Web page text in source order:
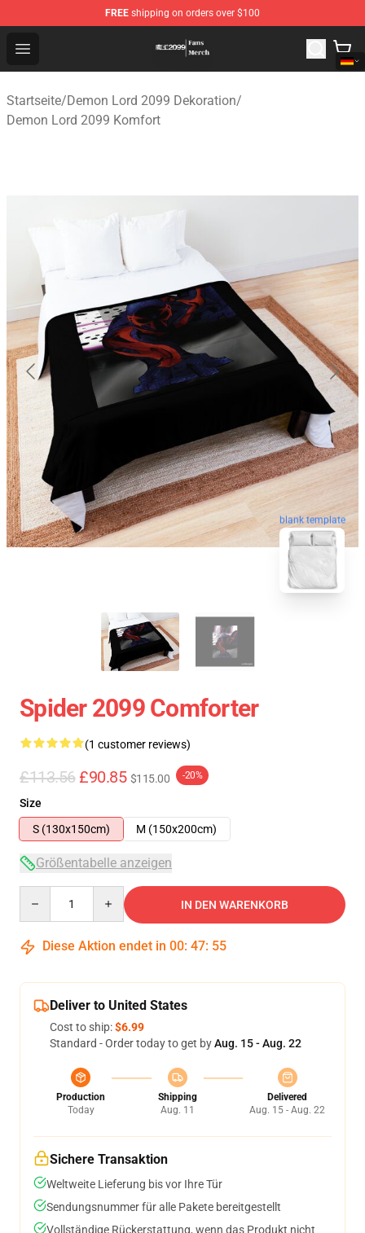
FREE shipping on orders over $100
Open menu
Demon Lord 2099 Store - Official Demon Lord 2099
Startseite/Demon Lord 2099 Dekoration/
Demon Lord 2099 Komfort
blank template
Spider 2099 Comforter
(1 customer reviews)
£113.56 £90.85 $115.00 -20%
Size
S (130x150cm)
M (150x200cm)
Größentabelle anzeigen
IN DEN WARENKORB
Diese Aktion endet in 00: 47: 54
Deliver to United States
Cost to ship:$6.99
Standard - Order today to get byAug. 15 - Aug. 22
Production
Today
Shipping
Aug. 11
Delivered
Aug. 15 - Aug. 22
Sichere Transaktion
Weltweite Lieferung bis vor Ihre Tür
Sendungsnummer für alle Pakete bereitgestellt
Vollständige Rückerstattung, wenn das Produkt nicht